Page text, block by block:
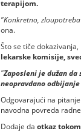
terapijom.
"Konkretno,
ona.
Što se tiče dokazivanja,
lekarske komisije,
"Zaposleni je dužan
neopravdano
Odgovarajući na
navodna povreda
Dodaje da otkaz